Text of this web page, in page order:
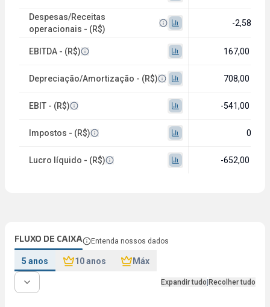
Despesas/Receitas
operacionais - (R$)
-2,58 mi
EBITDA - (R$) 167,00 mil
Depreciação/Amortização - (R$) 708,00 mil
EBIT - (R$) -541,00 mil
Impostos - (R$) 0,00
Lucro líquido - (R$) -652,00 mil
FLUXO DE CAIXA Entenda nossos dados
5 anos 10 anos Máx
Expandir tudo Recolher tudo